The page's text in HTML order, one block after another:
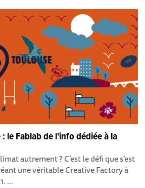
le Fablab de l'info dédiée à la
autrement ? C’est le défi que s’est
une véritable Creative Factory à
...